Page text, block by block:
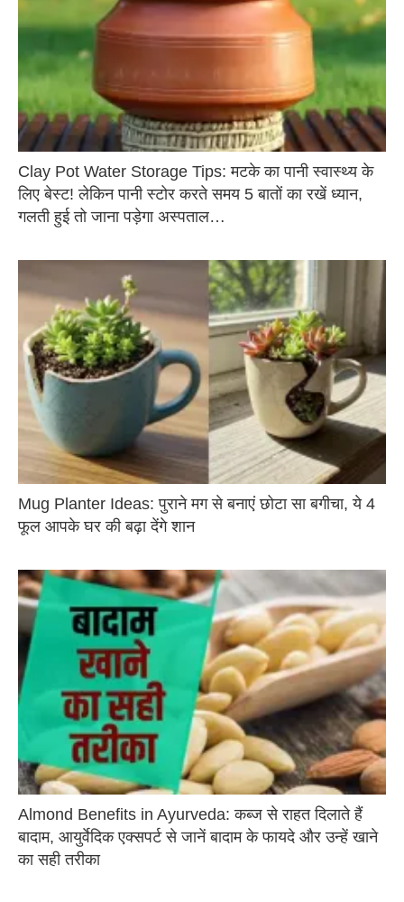
Clay Pot Water Storage Tips: मटके का पानी स्वास्थ्य के
लिए बेस्ट! लेकिन पानी स्टोर करते समय 5 बातों का रखें ध्यान,
गलती हुई तो जाना पड़ेगा अस्पताल…
Mug Planter Ideas: पुराने मग से बनाएं छोटा सा बगीचा, ये 4
फूल आपके घर की बढ़ा देंगे शान
Almond Benefits in Ayurveda: कब्ज से राहत दिलाते हैं
बादाम, आयुर्वेदिक एक्सपर्ट से जानें बादाम के फायदे और उन्हें खाने
का सही तरीका